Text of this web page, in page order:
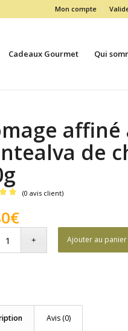
Mon compte
Cadeaux Gourmet Qui
de
(0 avis client)
€
Ajouter au panier
Avis (0)